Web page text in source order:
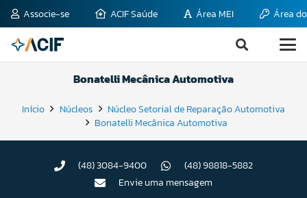
Associe-se ACIF Saúde Área MEI Área
Bonatelli Mecânica Automotiva
Início Núcleos
Núcleo Setorial de Reparação Automotiva
Bonatelli Mecânica Automotiva
(48) 3084-9400
(48) 98818-5882
Envie uma mensagem